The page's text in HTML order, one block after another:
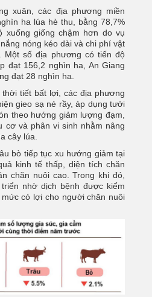
xuân, các địa phương miền
ha lúa hè thu, bằng 78,7%
xuống giống chậm hơn do vụ
nóng kéo dài và chi phí vật
Một số địa phương có tiến độ
đạt 156,2 nghìn ha, An Giang
đạt 28 nghìn ha.
tiết bất lợi, các địa phương
gieo sạ né rầy, áp dụng tưới
theo hướng giảm lượng đạm,
cơ và phân vi sinh nhằm nâng
cây lúa.
bò tiếp tục xu hướng giảm tại
kinh tế thấp, diện tích chăn
chăn nuôi cao. Trong khi đó,
nhờ dịch bệnh được kiểm
có lợi cho người chăn nuôi